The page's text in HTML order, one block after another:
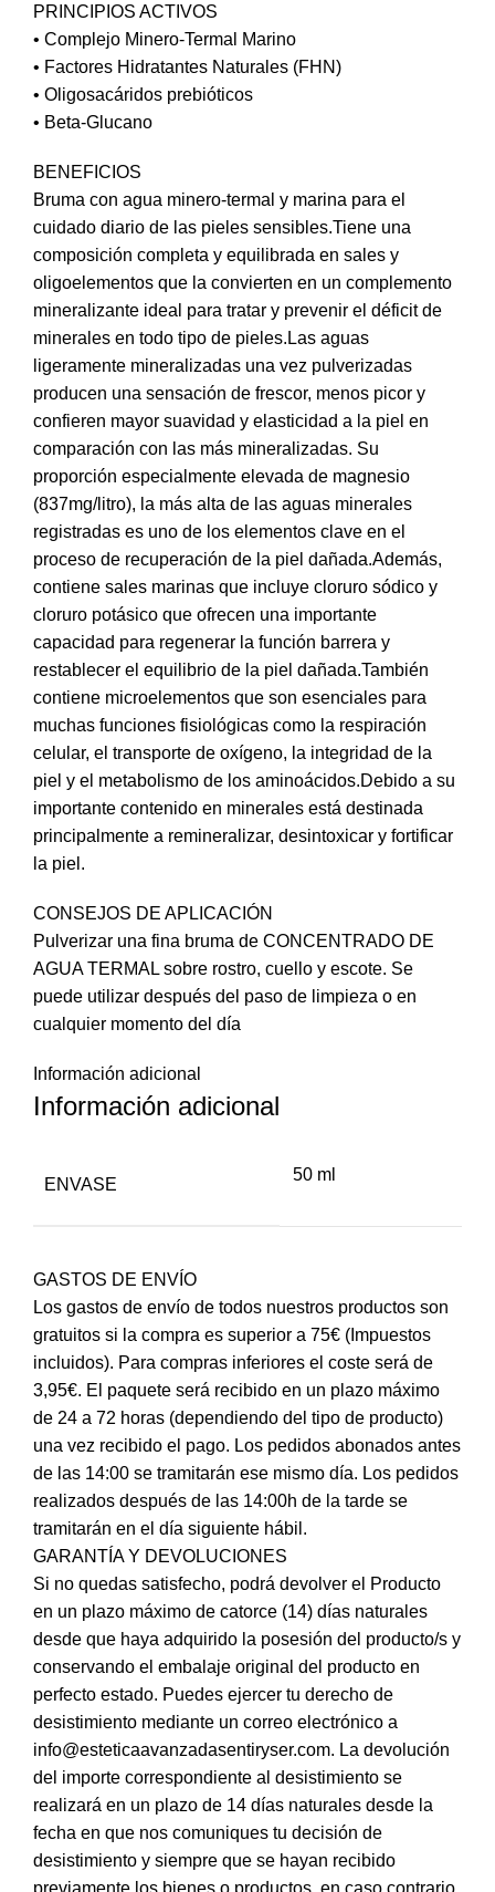
PRINCIPIOS ACTIVOS
• Complejo Minero-Termal Marino
• Factores Hidratantes Naturales (FHN)
• Oligosacáridos prebióticos
• Beta-Glucano
BENEFICIOS
Bruma con agua minero-termal y marina para el
cuidado diario de las pieles sensibles.Tiene una
composición completa y equilibrada en sales y
oligoelementos que la convierten en un complemento
mineralizante ideal para tratar y prevenir el déficit de
minerales en todo tipo de pieles.Las aguas
ligeramente mineralizadas una vez pulverizadas
producen una sensación de frescor, menos picor y
confieren mayor suavidad y elasticidad a la piel en
comparación con las más mineralizadas. Su
proporción especialmente elevada de magnesio
(837mg/litro), la más alta de las aguas minerales
registradas es uno de los elementos clave en el
proceso de recuperación de la piel dañada.Además,
contiene sales marinas que incluye cloruro sódico y
cloruro potásico que ofrecen una importante
capacidad para regenerar la función barrera y
restablecer el equilibrio de la piel dañada.También
contiene microelementos que son esenciales para
muchas funciones fisiológicas como la respiración
celular, el transporte de oxígeno, la integridad de la
piel y el metabolismo de los aminoácidos.Debido a su
importante contenido en minerales está destinada
principalmente a remineralizar, desintoxicar y fortificar
la piel.
CONSEJOS DE APLICACIÓN
Pulverizar una fina bruma de CONCENTRADO DE
AGUA TERMAL sobre rostro, cuello y escote. Se
puede utilizar después del paso de limpieza o en
cualquier momento del día
Información adicional
Información adicional
ENVASE
50 ml
GASTOS DE ENVÍO
Los gastos de envío de todos nuestros productos son
gratuitos si la compra es superior a 75€ (Impuestos
incluidos). Para compras inferiores el coste será de
3,95€. El paquete será recibido en un plazo máximo
de 24 a 72 horas (dependiendo del tipo de producto)
una vez recibido el pago. Los pedidos abonados antes
de las 14:00 se tramitarán ese mismo día. Los pedidos
realizados después de las 14:00h de la tarde se
tramitarán en el día siguiente hábil.
GARANTÍA Y DEVOLUCIONES
Si no quedas satisfecho, podrá devolver el Producto
en un plazo máximo de catorce (14) días naturales
desde que haya adquirido la posesión del producto/s y
conservando el embalaje original del producto en
perfecto estado. Puedes ejercer tu derecho de
desistimiento mediante un correo electrónico a
info@esteticaavanzadasentiryser.com. La devolución
del importe correspondiente al desistimiento se
realizará en un plazo de 14 días naturales desde la
fecha en que nos comuniques tu decisión de
desistimiento y siempre que se hayan recibido
previamente los bienes o productos, en caso contrario,